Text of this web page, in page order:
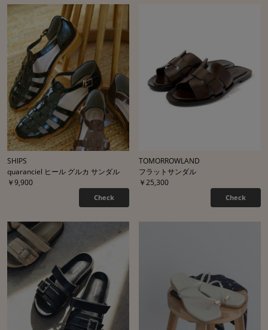
SHIPS
quaranciel ヒール グルカ サンダル
￥9,900
Check
TOMORROWLAND
フラットサンダル
￥25,300
Check